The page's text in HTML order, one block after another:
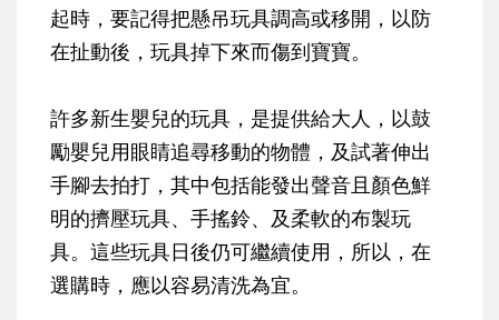
起時，要記得把懸吊玩具調高或移開，以防
在扯動後，玩具掉下來而傷到寶寶。
許多新生嬰兒的玩具，是提供給大人，以鼓
勵嬰兒用眼睛追尋移動的物體，及試著伸出
手腳去拍打，其中包括能發出聲音且顏色鮮
明的擠壓玩具、手搖鈴、及柔軟的布製玩
具。這些玩具日後仍可繼續使用，所以，在
選購時，應以容易清洗為宜。